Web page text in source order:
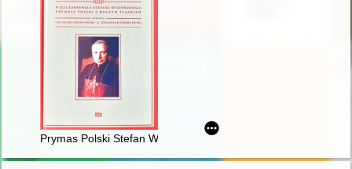
Prymas Polski Stefan Wyszyński wobec administracji